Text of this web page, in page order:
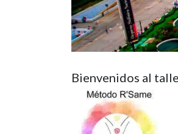
Bienvenidos al